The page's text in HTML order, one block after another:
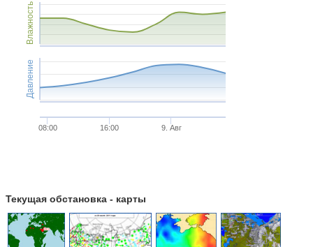
Влажность
Давление
08:00 16:00 9. Авг
Текущая обстановка - карты